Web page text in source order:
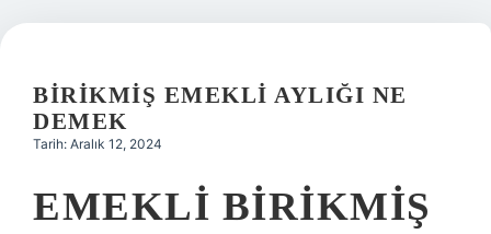
Yasal Uyarı
BIRIKMIŞ EMEKLI AYLIĞI NE
DEMEK
Tarih: Aralık 12, 2024
EMEKLI BIRIKMIŞ